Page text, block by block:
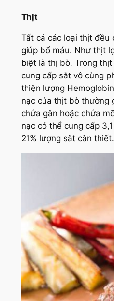
Thịt
Tất cả các loại thịt đều
giúp bổ máu. Như thịt
biệt là thị bò. Trong
cung cấp sắt vô cùng
thiện lượng
nạc của thịt bò thường
chứa gân hoặc chứa
nạc có thể cung cấp
21% lượng sắt cần thiết.